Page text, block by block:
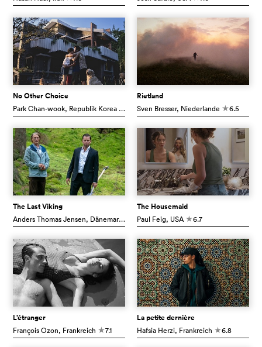
No Other Choice
Park Chan-wook, Republik Korea
Rietland
Sven Bresser, Niederlande c6.5
The Last Viking
Anders Thomas Jensen, Dänemark c 7.1
The Housemaid
Paul Feig, USA c6.7
L’étranger
François Ozon, Frankreich c7.1
La petite dernière
Hafsia Herzi, Frankreich c6.8